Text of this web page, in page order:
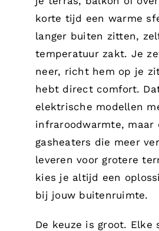
korte tijd een warme
langer buiten zitten,
temperatuur zakt. Je
neer, richt hem op je
hebt direct comfort.
elektrische modellen
infraroodwarmte, maar
gasheaters die meer
leveren voor grotere
kies je altijd een
bij jouw buitenruimte.
De keuze is groot. Elke